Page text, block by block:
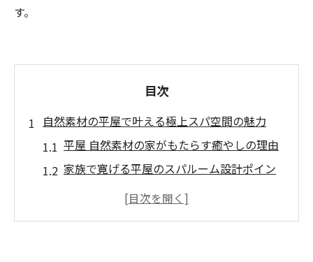
す。
目次
自然素材の平屋で叶える極上スパ空間の魅力
平屋 自然素材の家がもたらす癒やしの理由
家族で寛げる平屋のスパルーム設計ポイン